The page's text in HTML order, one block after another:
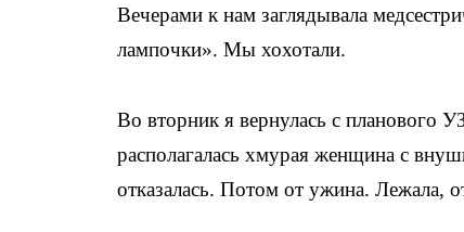
Вечерами к нам заглядывала
лампочки». Мы хохотали.
Во вторник я вернулась с планового
располагалась хмурая женщина с
отказалась. Потом от ужина. Лежала,